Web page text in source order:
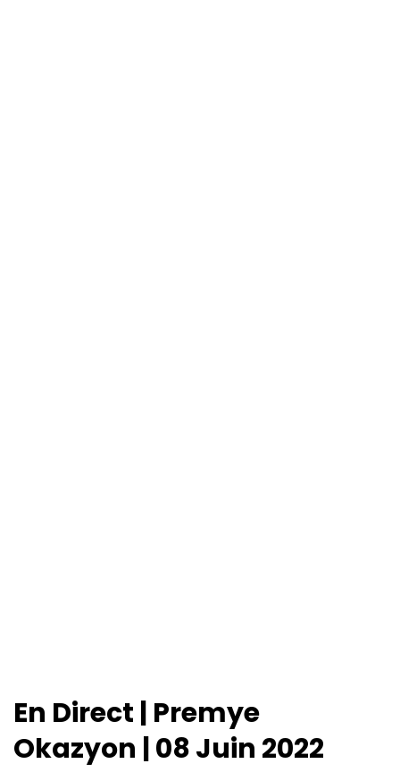
En Direct | Premye
Okazyon | 08 Juin 2022